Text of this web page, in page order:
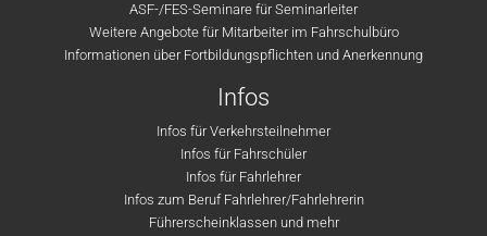
ASF-/FES-Seminare für Seminarleiter
Weitere Angebote für Mitarbeiter im Fahrschulbüro
Informationen über Fortbildungspflichten und Anerkennung
Infos
Infos für Verkehrsteilnehmer
Infos für Fahrschüler
Infos für Fahrlehrer
Infos zum Beruf Fahrlehrer/Fahrlehrerin
Führerscheinklassen und mehr